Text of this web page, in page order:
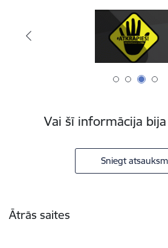
Vai šī informācija
Sniegt
Ātrās saites